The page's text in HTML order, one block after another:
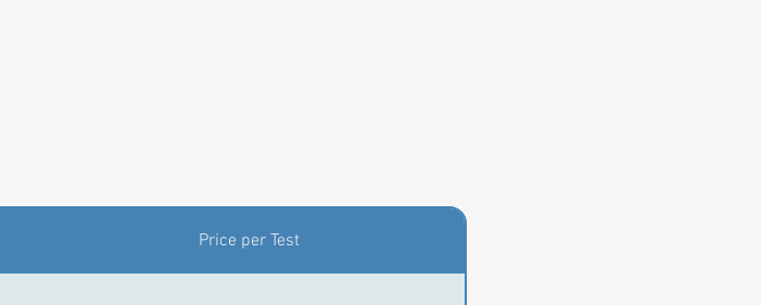
Price per Test